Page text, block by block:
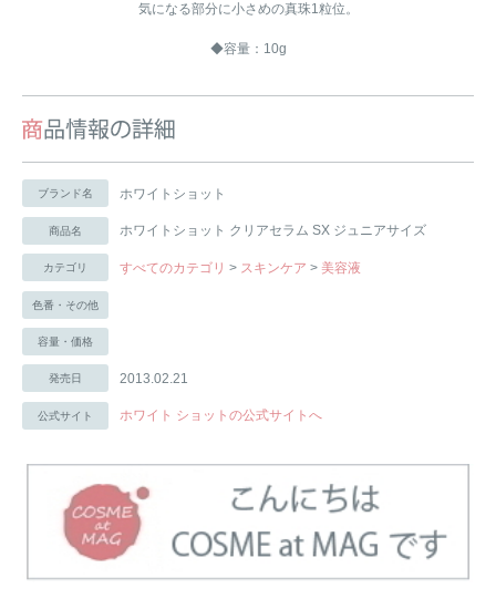
気になる部分に小さめの真珠1粒位。
◆容量：10g
ブランド名 ホワイトショット
商品名 ホワイトショット クリアセラム SX ジュニアサイズ
カテゴリ すべてのカテゴリ > スキンケア > 美容液
色番・その他
容量・価格
発売日 2013.02.21
公式サイト ホワイト ショットの公式サイトへ